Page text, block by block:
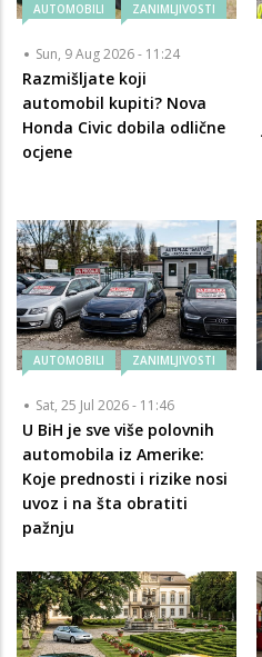
AUTOMOBILI ZANIMLJIVOSTI
Sun, 9 Aug 2026 - 11:24
Razmišljate koji
automobil kupiti? Nova
Honda Civic dobila odlične
ocjene
AUTOMOBILI ZANIMLJIVOSTI
Sat, 25 Jul 2026 - 11:46
U BiH je sve više polovnih
automobila iz Amerike:
Koje prednosti i rizike nosi
uvoz i na šta obratiti
pažnju